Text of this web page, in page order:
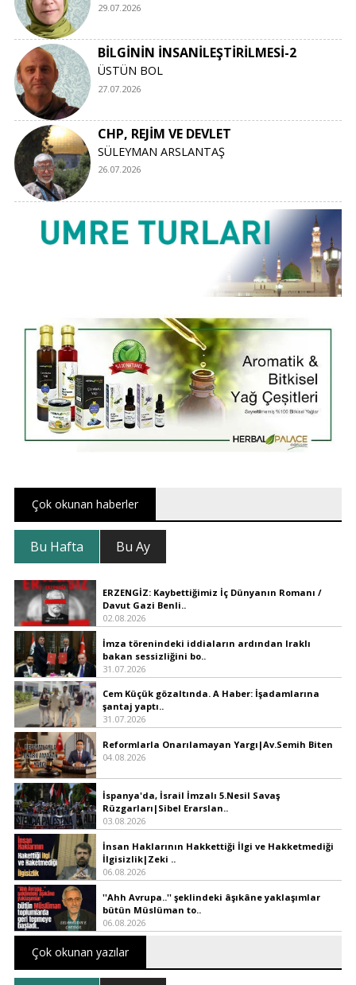
29.07.2026
BİLGİNİN İNSANİLEŞTİRİLMESİ-2
ÜSTÜN BOL
27.07.2026
CHP, REJİM VE DEVLET
SÜLEYMAN ARSLANTAŞ
26.07.2026
Çok okunan haberler
Bu Hafta Bu Ay
ERZENGİZ: Kaybettiğimiz İç Dünyanın Romanı /
Davut Gazi Benli..
02.08.2026
İmza törenindeki iddiaların ardından Iraklı
bakan sessizliğini bo..
31.07.2026
Cem Küçük gözaltında. A Haber: İşadamlarına
şantaj yaptı..
31.07.2026
Reformlarla Onarılamayan Yargı|Av.Semih Biten
04.08.2026
İspanya'da, İsrail İmzalı 5.Nesil Savaş
Rüzgarları|Sibel Erarslan..
03.08.2026
İnsan Haklarının Hakkettiği İlgi ve Hakketmediği
İlgisizlik|Zeki ..
06.08.2026
''Ahh Avrupa..'' şeklindeki âşıkâne yaklaşımlar
bütün Müslüman to..
06.08.2026
Çok okunan yazılar